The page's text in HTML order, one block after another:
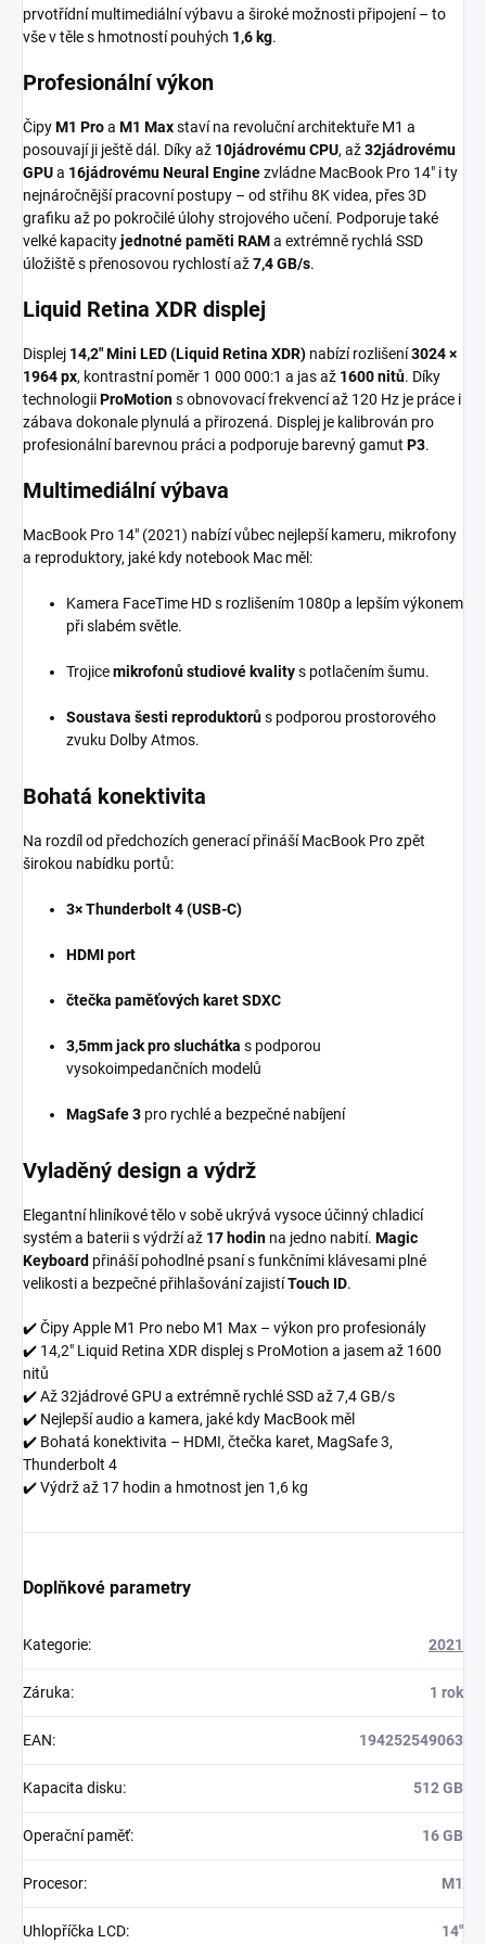
prvotřídní multimediální výbavu a široké možnosti připojení – to
vše v těle s hmotností pouhých 1,6 kg.
Profesionální výkon
ČipyM1 Proa M1 Maxstaví na revoluční architektuře M1 a
posouvají ji ještě dál. Díky až 10jádrovému CPU, až32jádrovému
GPUa 16jádrovému Neural Enginezvládne MacBook Pro 14" i ty
nejnáročnější pracovní postupy – od střihu 8K videa, přes 3D
grafiku až po pokročilé úlohy strojového učení. Podporuje také
velké kapacityjednotné paměti RAMa extrémně rychlá SSD
úložiště s přenosovou rychlostí až7,4 GB/s.
Liquid Retina XDR displej
Displej 14,2" Mini LED (Liquid Retina XDR) nabízí rozlišení3024 ×
1964 px, kontrastní poměr 1 000 000:1 a jas až 1600 nitů. Díky
technologiiProMotions obnovovací frekvencí až 120 Hz je práce i
zábava dokonale plynulá a přirozená. Displej je kalibrován pro
profesionální barevnou práci a podporuje barevný gamut P3.
Multimediální výbava
MacBook Pro 14" (2021) nabízí vůbec nejlepší kameru, mikrofony
a reproduktory, jaké kdy notebook Mac měl:
Kamera FaceTime HD s rozlišením 1080p a lepším výkonem
při slabém světle.
Trojicemikrofonů studiové kvalitys potlačením šumu.
Soustava šesti reproduktorůs podporou prostorového
zvuku Dolby Atmos.
Bohatá konektivita
Na rozdíl od předchozích generací přináší MacBook Pro zpět
širokou nabídku portů:
3× Thunderbolt 4 (USB-C)
HDMI port
čtečka paměťových karet SDXC
3,5mm jack pro sluchátka s podporou
vysokoimpedančních modelů
MagSafe 3 pro rychlé a bezpečné nabíjení
Vyladěný design a výdrž
Elegantní hliníkové tělo v sobě ukrývá vysoce účinný chladicí
systém a baterii s výdrží až 17 hodin na jedno nabití. Magic
Keyboard přináší pohodlné psaní s funkčními klávesami plné
velikosti a bezpečné přihlašování zajistíTouch ID.
✔️ Čipy Apple M1 Pro nebo M1 Max – výkon pro profesionály
✔️ 14,2" Liquid Retina XDR displej s ProMotion a jasem až 1600
nitů
✔️ Až 32jádrové GPU a extrémně rychlé SSD až 7,4 GB/s
✔️ Nejlepší audio a kamera, jaké kdy MacBook měl
✔️ Bohatá konektivita – HDMI, čtečka karet, MagSafe 3,
Thunderbolt 4
✔️ Výdrž až 17 hodin a hmotnost jen 1,6 kg
Doplňkové parametry
Kategorie: 2021
Záruka: 1 rok
EAN: 194252549063
Kapacita disku: 512 GB
Operační paměť: 16 GB
Procesor: M1
Uhlopříčka LCD: 14"